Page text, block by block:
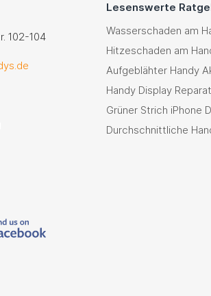
102-104
Lesenswerte
Wasserschaden am
Hitzeschaden am
Aufgeblähter Handy
Handy Display
Grüner Strich iPhone
Durchschnittliche